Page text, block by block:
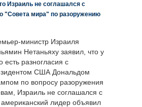
Израиль не соглашался с
"Совета мира" по разоружению
министр Израиля
Нетаньяху заявил, что у
есть разногласия с
США Дональдом
по вопросу разоружения
Израиль не соглашался с
лидер объявил